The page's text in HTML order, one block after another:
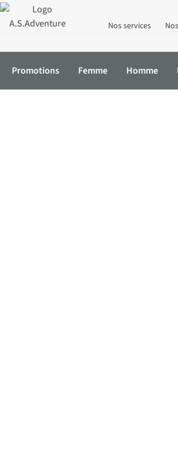
Nos services
Promotions Femme Homme